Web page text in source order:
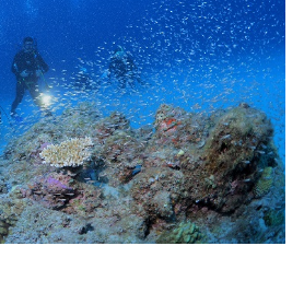
金について
トの安全を最優先とし、可能な限り
よう努めます。しかし、万が一海に
た場合や、クジラを発見できなか
たしませんので、あらかじめご了
季節的に海が穏やかな日は多くあり
少の波やうねりがある中でスノー
多くなります。泳力や体力に自信